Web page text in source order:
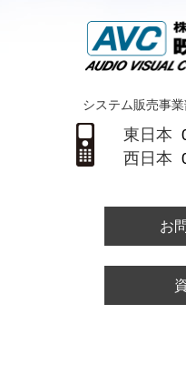
システム販売事
東日本
西日本
お